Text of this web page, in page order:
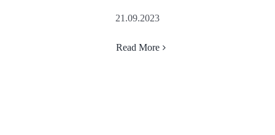
21.09.2023
Read More